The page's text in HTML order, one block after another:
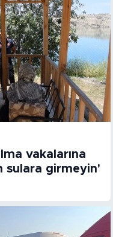
vakalarına
sulara girmeyin'